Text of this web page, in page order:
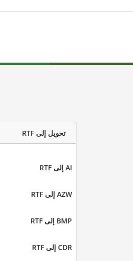
تحويل إلى RTF
AI إلى RTF
AZW إلى RTF
BMP إلى RTF
CDR إلى RTF